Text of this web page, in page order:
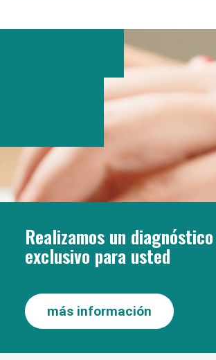
Realizamos un
exclusivo para usted
más información